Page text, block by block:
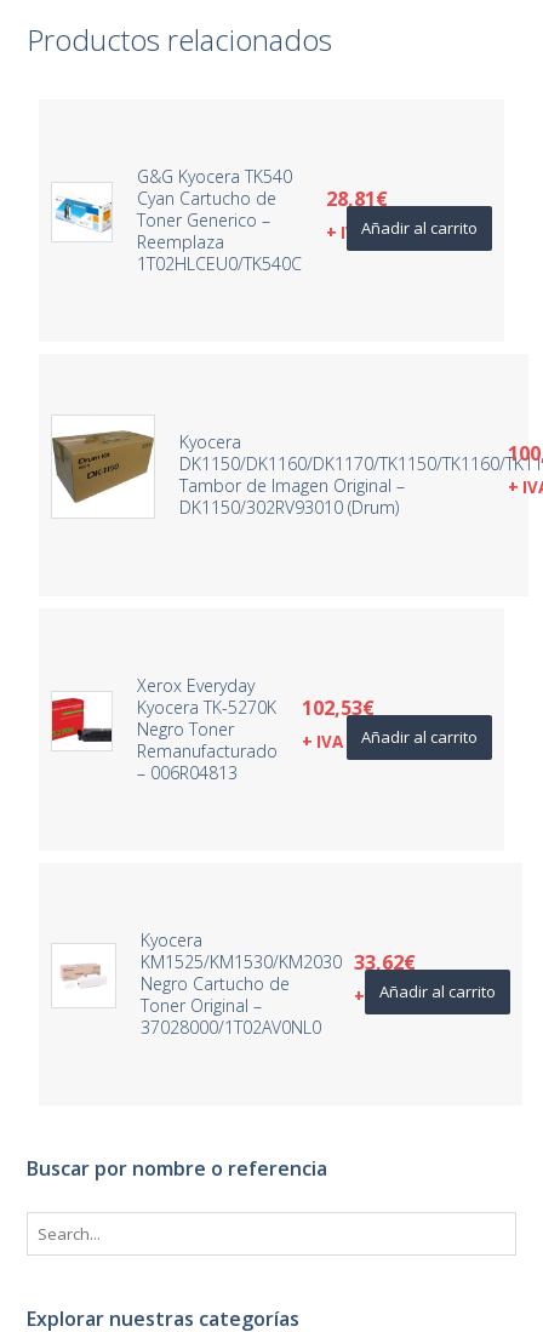
Productos relacionados
G&G Kyocera TK540
Cyan Cartucho de
Toner Generico –
Reemplaza
1T02HLCEU0/TK540C
28,81€
+ IVAAñadir al carrito
Kyocera
DK1150/DK1160/DK1170/TK1150/TK1160/
Tambor de Imagen Original –
DK1150/302RV93010 (Drum)
+
Xerox Everyday
Kyocera TK-5270K
Negro Toner
Remanufacturado
– 006R04813
102,53€
+ IVA Añadir al carrito
Kyocera
KM1525/KM1530/KM2030
Negro Cartucho de
Toner Original –
37028000/1T02AV0NL0
33,62€
+ IVAAñadir al carrito
Buscar por nombre o referencia
Explorar nuestras categorías